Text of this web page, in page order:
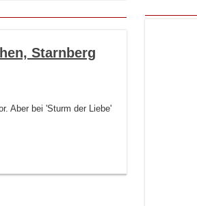
Starnberg
Aber bei 'Sturm der Liebe'